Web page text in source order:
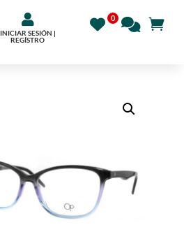

INICIAR SESIÓN |
REGÍSTRO